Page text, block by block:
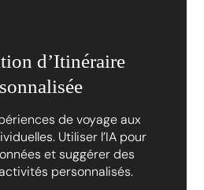
d’Itinéraire
de voyage aux
Utiliser l’IA pour
et suggérer des
personnalisés.